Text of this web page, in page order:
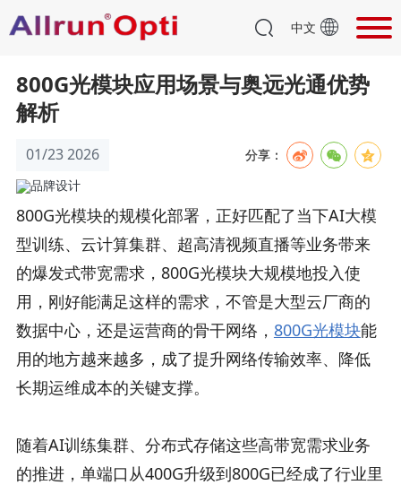
中文
800G光模块应用场景与奥远光通优势
解析
01/23 2026 分享：
800G光模块的规模化部署，正好匹配了当下AI大模
型训练、云计算集群、超高清视频直播等业务带来
的爆发式带宽需求，800G光模块大规模地投入使
用，刚好能满足这样的需求，不管是大型云厂商的
数据中心，还是运营商的骨干网络， 800G光模块能
用的地方越来越多，成了提升网络传输效率、降低
长期运维成本的关键支撑。
随着AI训练集群、分布式存储这些高带宽需求业务
的推进，单端口从400G升级到800G已经成了行业里